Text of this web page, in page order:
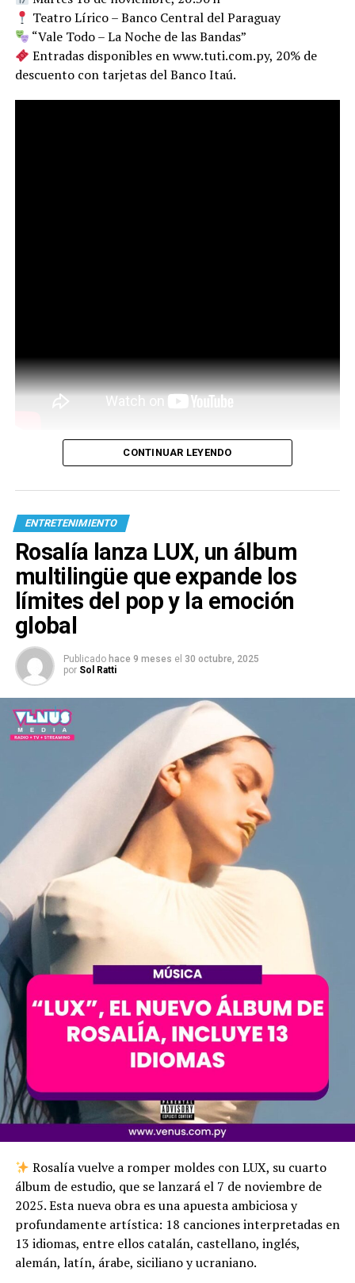
Teatro Lírico – Banco Central del Paraguay
“Vale Todo – La Noche de las Bandas”
Entradas disponibles en www.tuti.com.py, 20% de
descuento con tarjetas del Banco Itaú.
CONTINUAR LEYENDO
ENTRETENIMIENTO
Rosalía lanza LUX, un álbum
multilingüe que expande los
límites del pop y la emoción
global
Publicado hace 9 meses el 30 octubre, 2025
por Sol Ratti
Rosalía vuelve a romper moldes con LUX, su cuarto
álbum de estudio, que se lanzará el 7 de noviembre de
2025. Esta nueva obra es una apuesta ambiciosa y
profundamente artística: 18 canciones interpretadas en
13 idiomas, entre ellos catalán, castellano, inglés,
alemán, latín, árabe, siciliano y ucraniano.